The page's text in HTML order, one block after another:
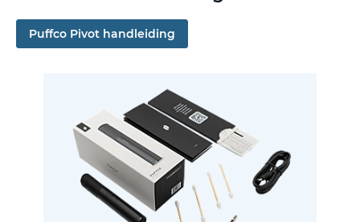
Puffco Pivot handleiding